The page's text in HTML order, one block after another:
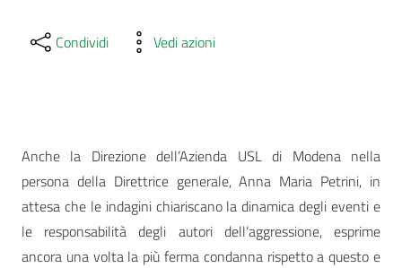
Condividi Vedi azioni
Anche la Direzione dell’Azienda USL di Modena nella
persona della Direttrice generale, Anna Maria Petrini, in
attesa che le indagini chiariscano la dinamica degli eventi e
le responsabilità degli autori dell’aggressione, esprime
ancora una volta la più ferma condanna rispetto a questo e